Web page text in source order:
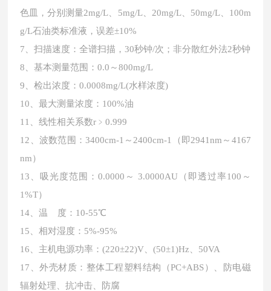
色皿，分别测量2mg/L、5mg/L、20mg/L、50mg/L、100m
g/L石油类标准液，误差±10%
7、扫描速度：全谱扫描，30秒钟/次；非分散红外法2秒钟
8、基本测量范围：0.0～800mg/L
9、检出浓度：0.0008mg/L(水样浓度)
10、最大测量浓度：100%油
11、线性相关系数r﹥0.999
12、波数范围：3400cm-1～2400cm-1（即2941nm～4167
nm）
13、吸光度范围：0.0000～ 3.0000AU（即透过率100～
1%T）
14、温 度：10-55℃
15、相对湿度：5%-95%
16、主机电源功率：(220±22)V、(50±1)Hz、50VA
17、外壳材质：整体工程塑料结构（PC+ABS）、防电磁
辐射处理、抗冲击、防腐